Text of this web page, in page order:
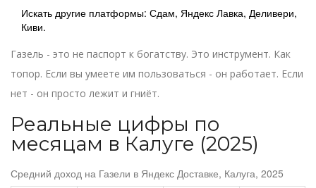
Искать другие платформы: Сдам, Яндекс Лавка, Деливери,
Киви.
Газель - это не паспорт к богатству. Это инструмент. Как
топор. Если вы умеете им пользоваться - он работает. Если
нет - он просто лежит и гниёт.
Реальные цифры по
месяцам в Калуге (2025)
Средний доход на Газели в Яндекс Доставке, Калуга, 2025